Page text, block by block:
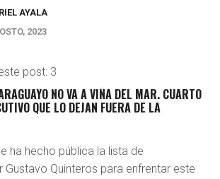
AYALA
2023
post: 3
NO VA A VIÑA DEL MAR. CUARTO
QUE LO DEJAN FUERA DE LA
ha hecho pública la lista de
Quinteros para enfrentar este